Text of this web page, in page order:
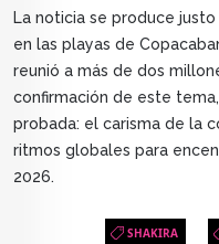
La noticia se produce
en las playas de
reunió a más de dos
confirmación de este
probada: el carisma de la
ritmos globales para
2026.
SHAKIRA